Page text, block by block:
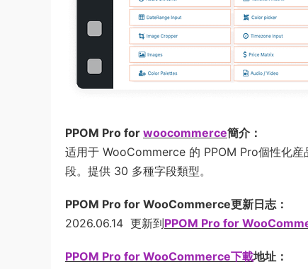
PPOM Pro for woocommerce簡介：
适用于 WooCommerce 的 PPOM Pro個性化
段。提供 30 多種字段類型。
PPOM Pro for WooCommerce更新日志：
2026.06.14 更新到PPOM Pro for
PPOM Pro for WooCommerce下載地址：